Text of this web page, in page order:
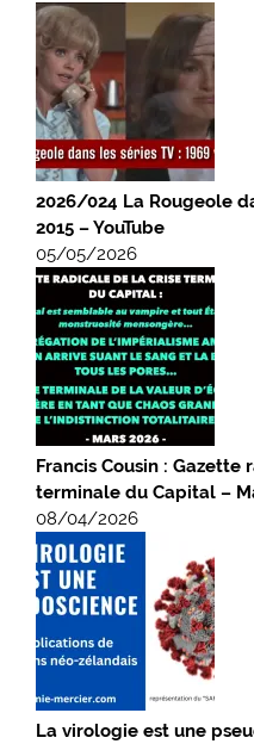
2026/024 La Rougeole
2015 – YouTube
05/05/2026
Francis Cousin :
terminale du Capital –
08/04/2026
La virologie est une